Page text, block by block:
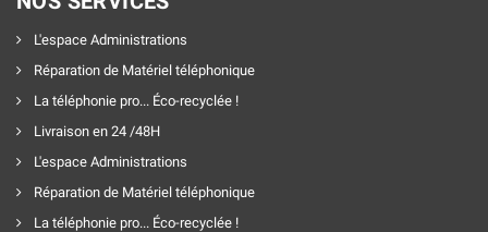
L'espace Administrations
Réparation de Matériel téléphonique
La téléphonie pro... Éco-recyclée !
Livraison en 24 /48H
L'espace Administrations
Réparation de Matériel téléphonique
La téléphonie pro... Éco-recyclée !